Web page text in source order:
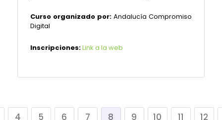
Curso organizado por: Andalucía Compromiso
Digital
Inscripciones:Link a la web
4 5 6 7 8 9 10 11 12